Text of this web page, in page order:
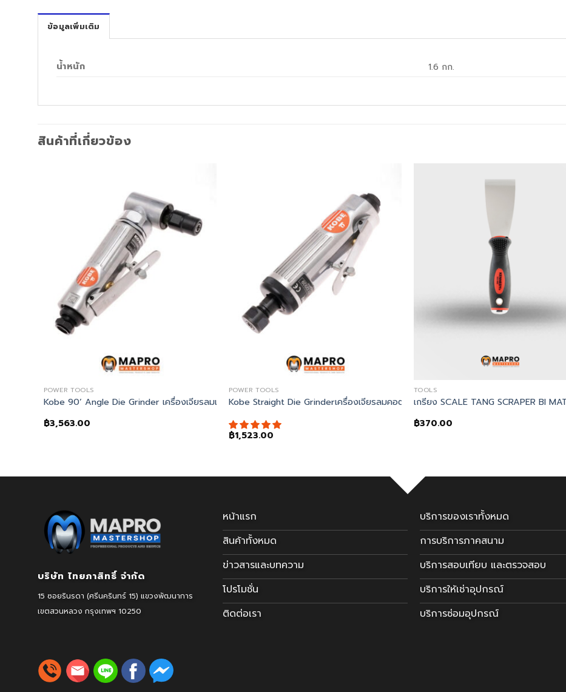
ข้อมูลเพิ่มเติม
น้ำหนัก 1.6 กก.
สินค้าที่เกี่ยวข้อง
POWER TOOLS
Kobe 90’ Angle Die Grinder เครื่องเจียรลมแบบคองอ
฿3,563.00
POWER TOOLS
Kobe Straight Die Grinderเครื่องเจียรลมคอตรง
฿1,523.00
TOOLS
เกรียง SCALE TANG SCRAPER BI
฿370.00
KNIFE – ROSEWOOD HANDLE
ROSEWOOD – Kennedy, เกรียง 3″ SCALE TANG FILLING KNIFE – ROSEWOOD
บริษัท ไทยภาสิทธิ์ จำกัด
15 ซอยรินรดา (ศรีนครินทร์ 15) แขวงพัฒนาการ
เขตสวนหลวง กรุงเทพฯ 10250
หน้าแรก
สินค้าทั้งหมด
ข่าวสารและบทความ
โปรโมชั่น
ติดต่อเรา
บริการของเราทั้งหมด
การบริการภาคสนาม
บริการสอบเทียบ และตรวจสอบ
บริการให้เช่าอุปกรณ์
บริการซ่อมอุปกรณ์